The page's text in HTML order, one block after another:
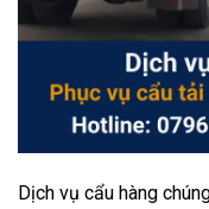
Dịch vụ cẩu hàng